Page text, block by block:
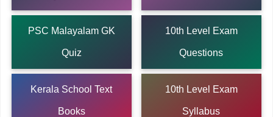
PSC Malayalam GK
Quiz
10th Level Exam
Questions
Kerala School Text
Books
10th Level Exam
Syllabus